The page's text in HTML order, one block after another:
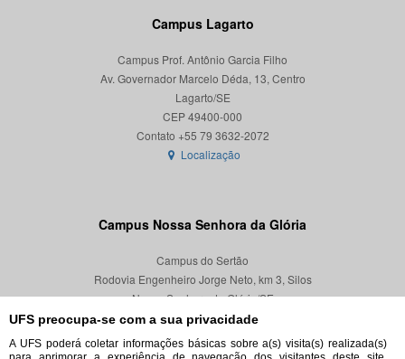
UFS preocupa-se com a sua privacidade
A UFS poderá coletar informações básicas sobre a(s) visita(s) realizada(s)
Campus Lagarto
Campus Prof. Antônio Garcia Filho
Av. Governador Marcelo Déda, 13, Centro
Lagarto/SE
CEP 49400-000
Localização
Campus Nossa Senhora da Glória
Campus do Sertão
Rodovia Engenheiro Jorge Neto, km 3, Silos
Nossa Senhora da Glória/SE
CEP 49680-000
Localização